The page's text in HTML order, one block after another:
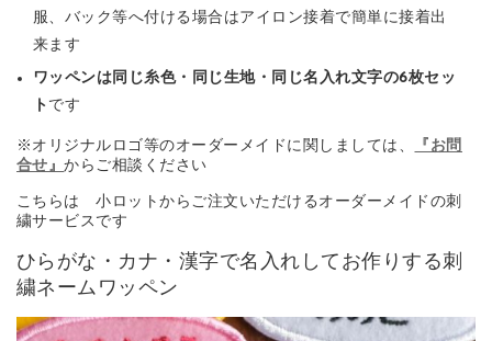
服、バック等へ付ける場合はアイロン接着で簡単に接着出
来ます
ワッペンは同じ糸色・同じ生地・同じ名入れ文字の6枚セッ
ト です
※オリジナルロゴ等のオーダーメイドに関しましては、
『お問
合せ』からご相談ください
こちらは 小ロットからご注文いただけるオーダーメイドの刺
繍サービスです
ひらがな・カナ・漢字で名入れしてお作りする刺
繍ネームワッペン